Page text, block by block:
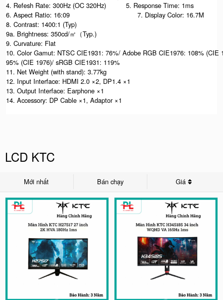
4. Refesh Rate: 300Hz (OC 320Hz) 5. Response Time: 1ms
6. Aspect Ratio: 16:09 7. Display Color: 16.7M
8. Contrast: 1400:1 (Typ)
9a. Brightness: 350cd/㎡（Typ.)
9. Curvature: Flat
10. Color Gamut: NTSC CIE1931: 76%/ Adobe RGB CIE1976: 108% (CIE
95% (CIE 1976)/ sRGB CIE1931: 119%
11. Net Weight (with stand): 3.77kg
12. Input Interface: HDMI 2.0 ×2, DP1.4 ×1
13. Output Interface: Earphone ×1
14. Accessory: DP Cable ×1, Adaptor ×1
LCD KTC
Mới nhất Bán chạy Giá